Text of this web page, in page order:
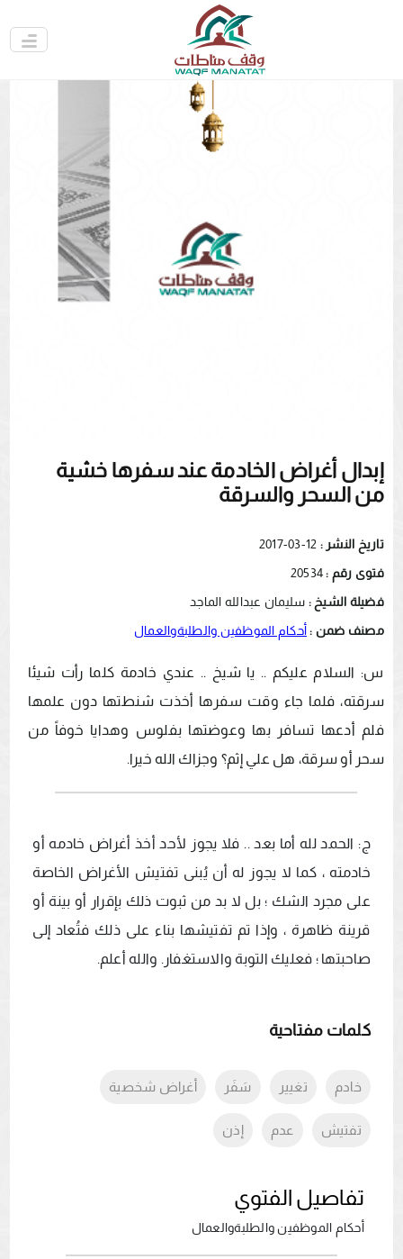
إبدال أغراض الخادمة عند سفرها خشية
من السحر والسرقة
تاريخ النشر : 12-03-2017
فتوى رقم :20534
فضيلة الشيخ : سليمان عبدالله الماجد
مصنف ضمن :أحكام الموظفين والطلبةوالعمال
س: السلام عليكم .. يا شيخ .. عندي خادمة كلما رأت شيئا
سرقته، فلما جاء وقت سفرها أخذت شنطتها دون علمها
فلم أدعها تسافر بها وعوضتها بفلوس وهدايا خوفاً من
سحر أو سرقة، هل علي إثم؟ وجزاك الله خيرا.
صاحبتها ؛ فعليك التوبة والاستغفار. والله أعلم.
كلمات مفتاحية
خادم تغيير سَفَر أغراض شخصية
تفتيش عدم إذن
تفاصيل الفتوي
أحكام الموظفين والطلبةوالعمال